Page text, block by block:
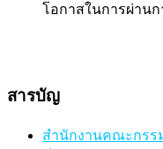
โอกาสในการผ่านก
สารบัญ
สำนักงานคณะกรร